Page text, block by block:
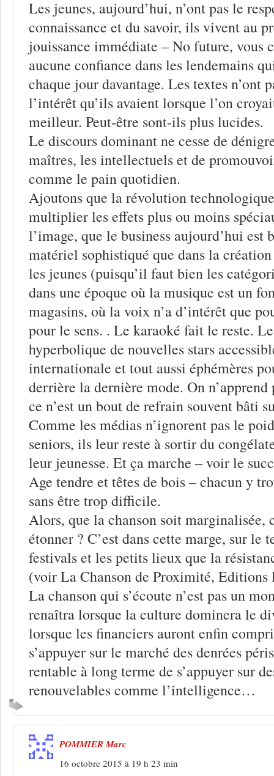
Les jeunes, aujourd’hui, n’ont pas le
connaissance et du savoir, ils vivent au
jouissance immédiate – No future, vous
aucune confiance dans les lendemains
chaque jour davantage. Les textes n’ont
l’intérêt qu’ils avaient lorsque l’on
meilleur. Peut-être sont-ils plus lucides.
Le discours dominant ne cesse de
maîtres, les intellectuels et de
comme le pain quotidien.
Ajoutons que la révolution
multiplier les effets plus ou moins
l’image, que le business aujourd’hui est
matériel sophistiqué que dans la
les jeunes (puisqu’il faut bien les
dans une époque où la musique est un
magasins, où la voix n’a d’intérêt que
pour le sens. . Le karaoké fait le reste.
hyperbolique de nouvelles stars
internationale et tout aussi éphémères
derrière la dernière mode. On n’apprend
ce n’est un bout de refrain souvent bâti
Comme les médias n’ignorent pas le
seniors, ils leur reste à sortir du
leur jeunesse. Et ça marche – voir le
Age tendre et têtes de bois – chacun y
sans être trop difficile.
Alors, que la chanson soit marginalisée,
étonner ? C’est dans cette marge, sur le
festivals et les petits lieux que la
(voir La Chanson de Proximité, Editions
La chanson qui s’écoute n’est pas un
renaîtra lorsque la culture dominera le
lorsque les financiers auront enfin
s’appuyer sur le marché des denrées
rentable à long terme de s’appuyer sur
renouvelables comme l’intelligence…
POMMIER Marc
16 octobre 2015 à 19 h 23 min